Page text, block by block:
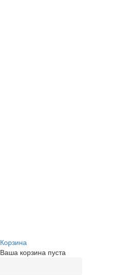
Корзина
Ваша корзина пуста